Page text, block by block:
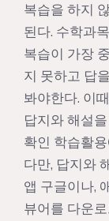
복습을 하지
된다. 수학과
복습이 가장
지 못하고 답
봐야한다. 이
답지와 해설
확인 학습활
다만, 답지와
앱 구글이나,
뷰어를 다운